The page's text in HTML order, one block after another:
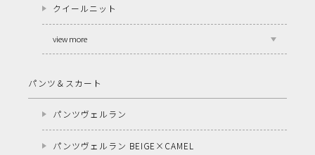
クイールニット
view more
パンツ＆スカート
パンツヴェルラン
パンツヴェルラン BEIGE×CAMEL